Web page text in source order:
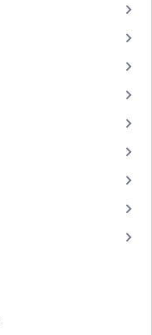
keyboard_arrow_right
keyboard_arrow_right
keyboard_arrow_right
keyboard_arrow_right
keyboard_arrow_right
keyboard_arrow_right
keyboard_arrow_right
keyboard_arrow_right
keyboard_arrow_right